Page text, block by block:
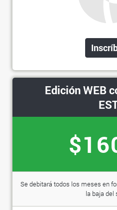
Edición WEB
Se debitará todos los meses en
la baja del